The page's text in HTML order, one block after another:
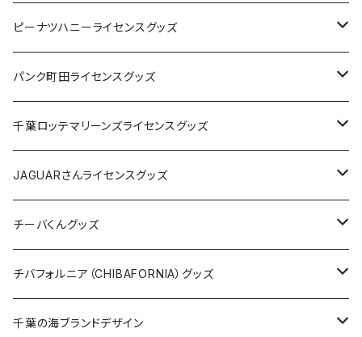
キャップ
ステッカー
缶バッジ
ホテルキーホルダー
ステッカー
缶バッジ
アクリルキーホルダー
ホテルキーホルダー
クリアファイル
Tシャツ
キャップ
ピーナツハニーライセンスグッズ
Tシャツ
キャップ
バッグ
ステッカー
缶バッジ
キーホルダー
パンク町田ライセンスグッズ
Tシャツ
キャップ
バッグ
ステッカー
缶バッジ
千葉ロッテマリーンズライセンスグッズ
ステッカー
ステッカー
ステッカー大
缶バッジ
缶バッジ32mm
缶バッジ54mm
エコバッグ
JAGUARさんコラボグッズ
JAGUARさんライセンスグッズ
Tシャツ
ステッカー
缶バッジ
チーバくんグッズ
Tシャツ
キャップ
チバフォルニア（CHIBAFORNIA）グッズ
Tシャツ
千葉の海ブランドデザイン